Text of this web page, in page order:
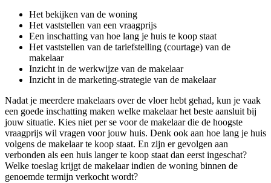
Het bekijken van de woning
Het vaststellen van een vraagprijs
Een inschatting van hoe lang je huis te koop staat
Het vaststellen van de tariefstelling (courtage) van de
makelaar
Inzicht in de werkwijze van de makelaar
Inzicht in de marketing-strategie van de makelaar
Nadat je meerdere makelaars over de vloer hebt gehad, kun je vaak
een goede inschatting maken welke makelaar het beste aansluit bij
jouw situatie. Kies niet per se voor de makelaar die de hoogste
vraagprijs wil vragen voor jouw huis. Denk ook aan hoe lang je huis
volgens de makelaar te koop staat. En zijn er gevolgen aan
verbonden als een huis langer te koop staat dan eerst ingeschat?
Welke toeslag krijgt de makelaar indien de woning binnen de
genoemde termijn verkocht wordt?